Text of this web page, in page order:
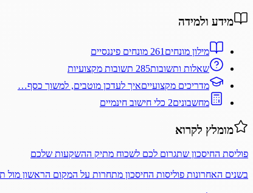
מידע ולמידה
מילון מונחים 261 מונחים פיננסיים
שאלות ותשובות285 תשובות מקצועיות
מדריכים מקצועייםאיך לעדכן מוטבים, למשוך כסף…
מחשבונים2 כלי חישוב חינמיים
מומלץ לקרוא
פוליסת החיסכון שתגרום לכם לשכוח מתיק ההשקעות שלכם
בשנים האחרונות פוליסות החיסכון מתחרות על המקום הראשון